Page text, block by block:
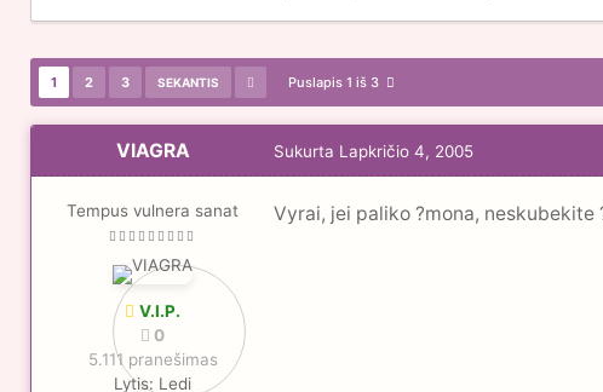
1 2 3 SEKANTIS Puslapis 1 iš 3
VIAGRA
Tempus vulnera sanat
V.I.P.
0
5.111 pranešimas
Lytis: Ledi
Sukurta Lapkričio 4, 2005
Vyrai, jei paliko ?mona,